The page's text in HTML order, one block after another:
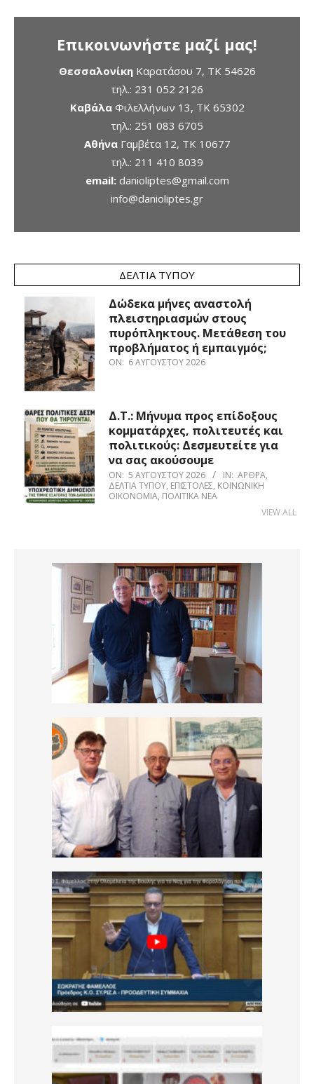
Επικοινωνήστε μαζί μας!
ΘεσσαλονίκηΚαρατάσου 7, TK 54626
τηλ.: 231 052 2126
ΚαβάλαΦιλελλήνων 13, ΤΚ 65302
τηλ.: 251 083 6705
ΑθήναΓαμβέτα 12, ΤΚ 10677
τηλ.: 211 410 8039
email: danioliptes@gmail.com
info@danioliptes.gr
ΔΕΛΤΊΑ ΤΎΠΟΥ
Δώδεκα μήνες αναστολή
πλειστηριασμών στους
πυρόπληκτους. Μετάθεση του
προβλήματος ή εμπαιγμός;
ON: 6 ΑΥΓΟΎΣΤΟΥ 2026
Δ.Τ.: Μήνυμα προς επίδοξους
κομματάρχες, πολιτευτές και
πολιτικούς: Δεσμευτείτε για
να σας ακούσουμε
ON: 5 ΑΥΓΟΎΣΤΟΥ 2026 IN: ΆΡΘΡΑ,
ΔΕΛΤΊΑ ΤΎΠΟΥ, ΕΠΙΣΤΟΛΈΣ, ΚΟΙΝΩΝΙΚΉ
ΟΙΚΟΝΟΜΊΑ, ΠΟΛΙΤΙΚΆ ΝΈΑ
VIEW ALL